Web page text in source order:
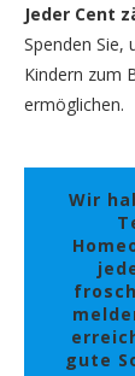
Jeder Cent
Spenden Sie,
Kindern zum
ermöglichen.
Wir
gute